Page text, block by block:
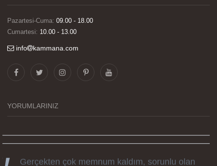
Pazartesi-Cuma: 09.00 - 18.00
Cumartesi: 10.00 - 13.00
info kammana.com
YORUMLARINIZ
Görselleri ve baskı kalitesi harika. Övünç Bey'in
tüm süreçteki desteği ile siparislerim kısa
günü hediyesi oldu. Kammana ailesine tüm
emekleri icin sonsuz teşekkürler.
Gerçekten çok memnum kaldım, sorunlu olan